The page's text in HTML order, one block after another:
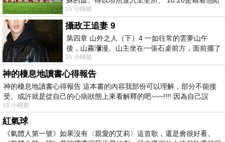
我們開了一條又新又活的路從幔子經過
15 小時前
攝政王追妻 9
第四章 山外之人（下）4 一如往常的雲夢山午
後，山霧瀰漫。山主坐在一張石桌前方，面前擺了
一盤未下完的棋盤，還有一壺茶與兩只冒
15 小時前
神的棲息地讀書心得報告
神的棲息地讀書心得報告 這本書的內容我部份可以理解，部分不能接
受。或許就是從自己的心病狀態上來看解釋的吧~~~!!!! 因為自己誤
16 小時前
紅氣球
《氣體人第一號》如果沒有〈親愛的艾莉〉這首歌，還是會很好看。